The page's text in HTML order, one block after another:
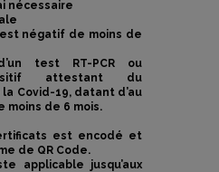
nécessaire
négatif de moins de
test RT-PCR ou
attestant du
Covid-19, datant d’au
moins de 6 mois.
est encodé et
de QR Code.
applicable jusqu’aux